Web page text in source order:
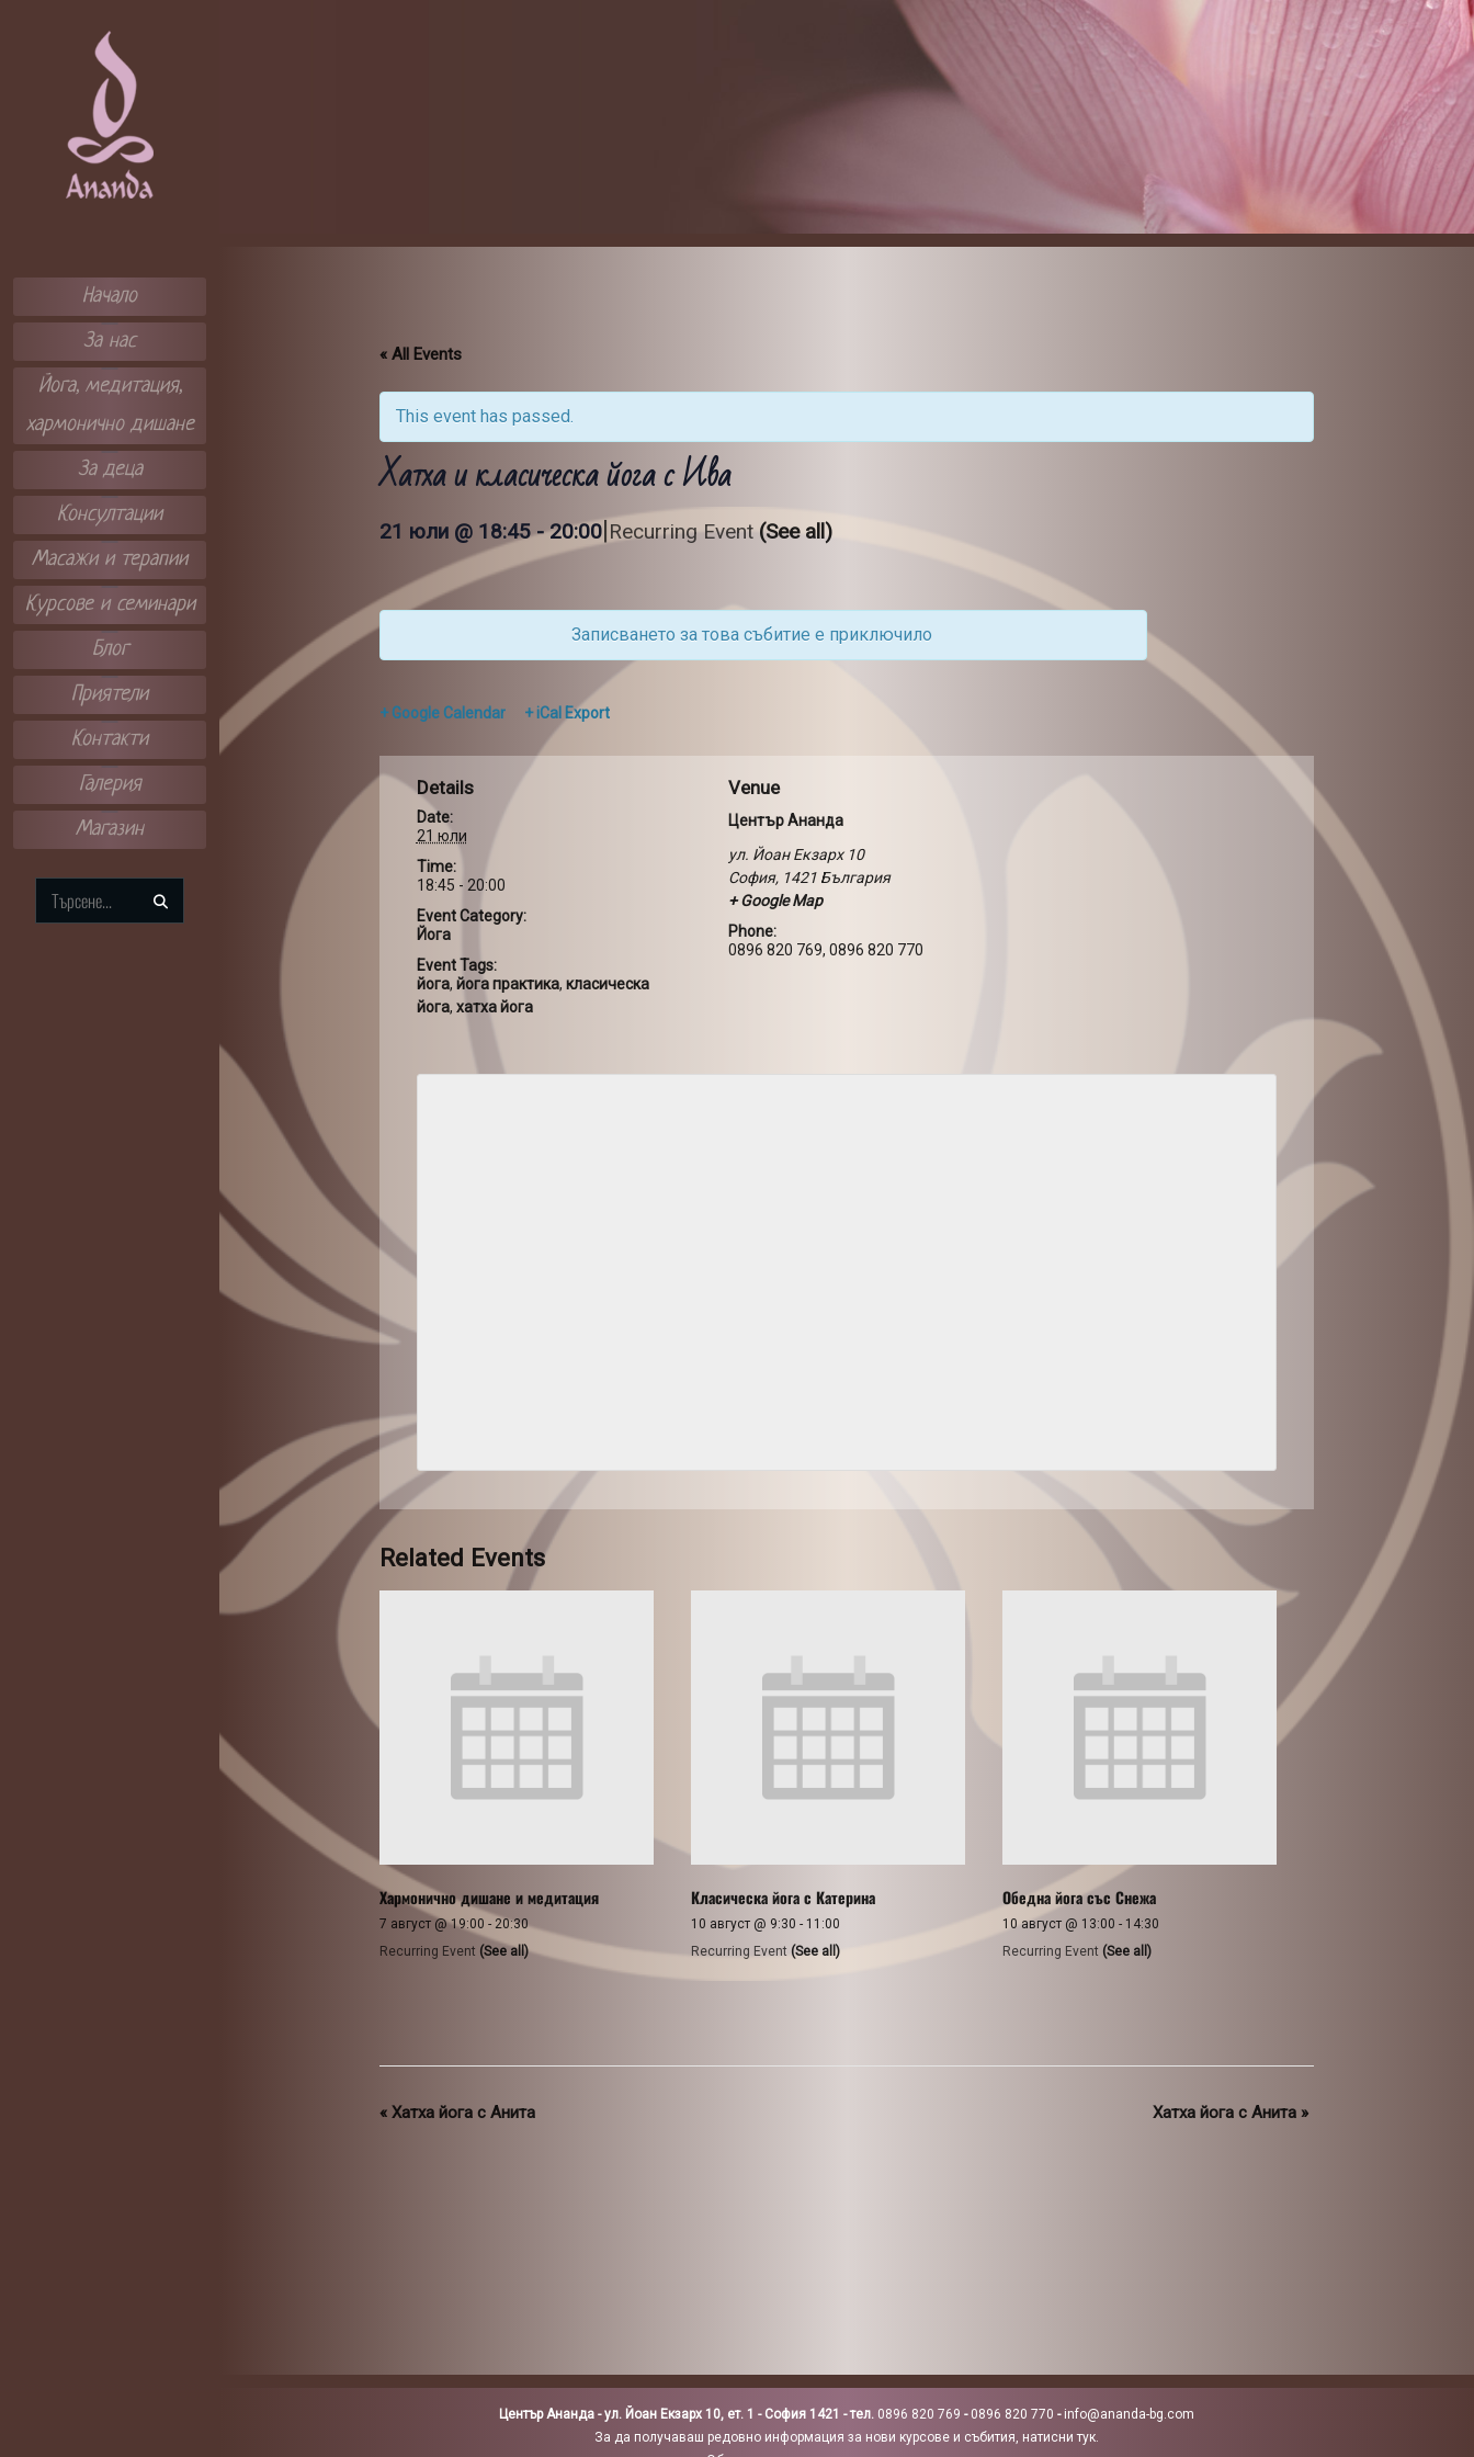
НАНДА
Начало
За нас
Йога, медитация,
хармонично дишане
За деца
Консултации
Масажи и терапии
Курсове и семинари
Блог
Приятели
Контакти
Галерия
Магазин
Search
for:
« All Events
This event has passed.
Хатха и класическа йога с Ива
21 юли @ 18:45-20:00|Recurring Event (See all)
Записването за това събитие е приключило
+ Google Calendar + iCal Export
Details
Date:
21 юли
Time:
18:45 - 20:00
Event Category:
Йога
Event Tags:
йога, йога практика, класическа
йога, хатха йога
Venue
Център Ананда
ул. Йоан Екзарх 10
София, 1421 България
+ Google Map
Phone:
0896 820 769, 0896 820 770
Related Events
Хармонично дишане и медитация
7 август @ 19:00 - 20:30
Recurring Event (See all)
Класическа йога с Катерина
10 август @ 9:30 - 11:00
Recurring Event (See all)
Обедна йога със Снежа
10 август @ 13:00 - 14:30
Recurring Event (See all)
«Хатха йога с Анита Хатха йога с Анита»
Център Ананда - ул. Йоан Екзарх 10, ет. 1 - София 1421 - тел. 0896 820 769 - 0896 820 770 - info@ananda-bg.com
За да получаваш редовно информация за нови курсове и събития, натисни тук.